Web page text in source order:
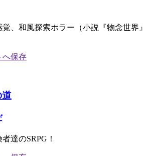
、和風探索ホラー（小説『物念世界』
道
達のSRPG！